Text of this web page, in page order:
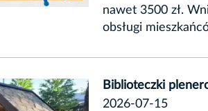
nawet 3500 zł.
obsługi
Biblioteczki
2026-07-15